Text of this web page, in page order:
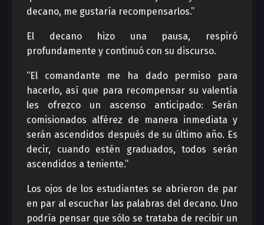
decano, me gustaría recompensarlos.”
El decano hizo una pausa, respiró
profundamente y continuó con su discurso.
“El comandante me ha dado permiso para
hacerlo, así que para recompensar su valentía
les ofrezco un ascenso anticipado: Serán
comisionados alférez de manera inmediata y
serán ascendidos después de su último año. Es
decir, cuando estén graduados, todos serán
ascendidos a teniente.”
Los ojos de los estudiantes se abrieron de par
en par al escuchar las palabras del decano. Uno
podría pensar que sólo se trataba de recibir un